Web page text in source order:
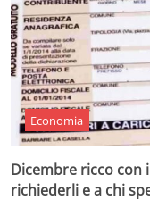
Economia
Dicembre ricco con
richiederli e a chi